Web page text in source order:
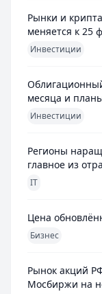
Рынки и
меняется к 25
Инвестиции
месяца и
Инвестиции
Регионы
главное из
IT
Цена
Бизнес
Рынок акций
Мосбиржи на